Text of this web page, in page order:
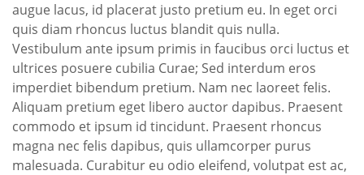
augue lacus, id placerat justo pretium eu. In eget orci
quis diam rhoncus luctus blandit quis nulla.
Vestibulum ante ipsum primis in faucibus orci luctus et
ultrices posuere cubilia Curae; Sed interdum eros
imperdiet bibendum pretium. Nam nec laoreet felis.
Aliquam pretium eget libero auctor dapibus. Praesent
commodo et ipsum id tincidunt. Praesent rhoncus
magna nec felis dapibus, quis ullamcorper purus
malesuada. Curabitur eu odio eleifend, volutpat est ac,